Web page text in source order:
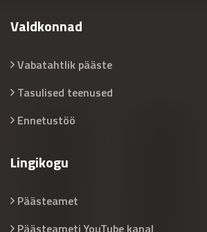
Valdkonnad
Vabatahtlik pääste
Tasulised teenused
Ennetustöö
Lingikogu
Päästeamet
Päästeameti YouTube kanal